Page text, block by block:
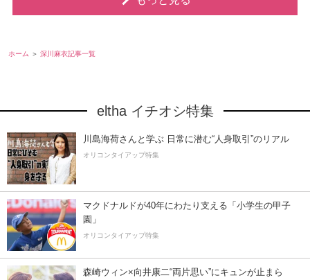
ホーム 深川麻衣記事一覧
eltha イチオシ特集
川島海荷さんと学ぶ 日常に潜む“人身取引”のリアル
オリコンタイアップ特集
マクドナルドが40年にわたり支える「小学生の甲子
園」
オリコンタイアップ特集
森崎ウィン×向井康二“両片思い”にキュンが止まら